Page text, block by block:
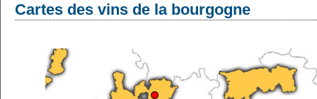
Cartes des vins de la bourgogne